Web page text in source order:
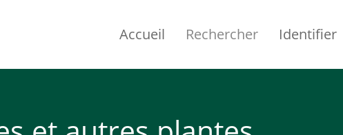
Accueil Rechercher Identifier